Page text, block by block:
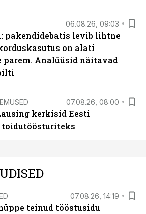
06.08.26, 09:03
pakendidebatis levib lihtne
on alati
parem. Analüüsid näitavad
07.08.26, 08:00
kerkisid Eesti
07.08.26, 14:19
teinud tööstusidu